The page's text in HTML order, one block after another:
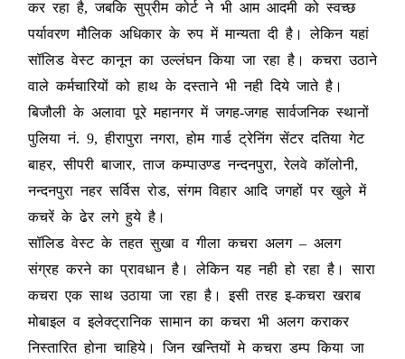
कर रहा है, जबकि सुप्रीम कोर्ट ने भी आम आदमी को स्वच्छ
पर्यावरण मौलिक अधिकार के रुप में मान्यता दी है। लेकिन यहां
सॉलिड वेस्ट कानून का उल्लंघन किया जा रहा है। कचरा उठाने
वाले कर्मचारियों को हाथ के दस्ताने भी नही दिये जाते है।
बिजौली के अलावा पूरे महानगर में जगह-जगह सार्वजनिक स्थानों
पुलिया नं. 9, हीरापुरा नगरा, होम गार्ड ट्रेनिंग सेंटर दतिया गेट
बाहर, सीपरी बाजार, ताज कम्पाउण्ड नन्दनपुरा, रेलवे कॉलोनी,
नन्दनपुरा नहर सर्विस रोड, संगम विहार आदि जगहों पर खुले में
कचरें के ढेर लगे हुये है।
सॉलिड वेस्ट के तहत सुखा व गीला कचरा अलग – अलग
संग्रह करने का प्रावधान है। लेकिन यह नही हो रहा है। सारा
कचरा एक साथ उठाया जा रहा है। इसी तरह इ-कचरा खराब
मोबाइल व इलेक्ट्रानिक सामान का कचरा भी अलग कराकर
निस्तारित होना चाहिये। जिन खन्तियों मे कचरा डम्प किया जा